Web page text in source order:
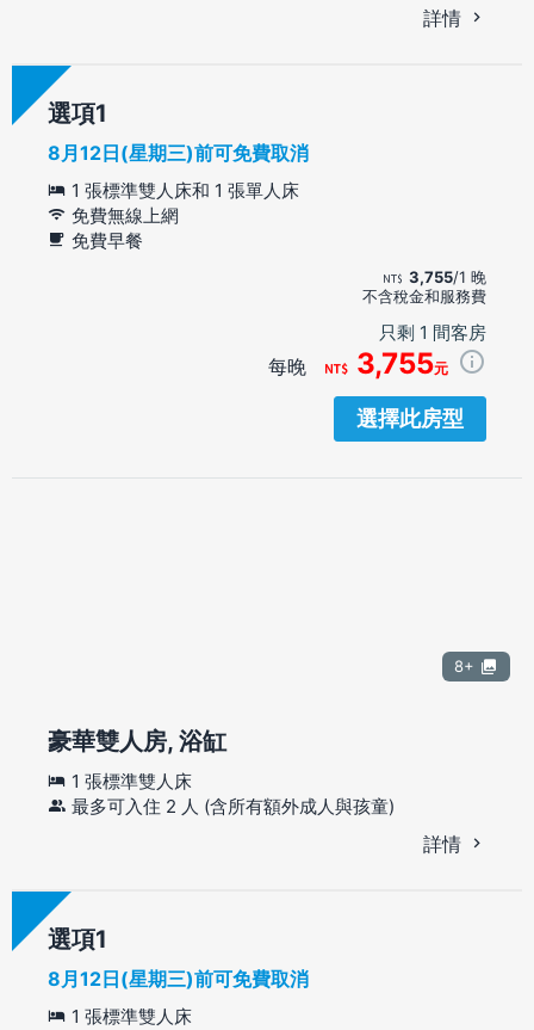
詳情
選項
8月12日(星期三)前可免費取消
1 張標準雙人床和 1 張單人床
免費無線上網
免費早餐
3,755/1 晚
不含稅金和服務費
只剩 1 間客房
每晚 3,755元
選擇此房型
8+
豪華雙人房, 浴缸
1 張標準雙人床
最多可入住 2 人 (含所有額外成人與孩童)
詳情
選項
8月12日(星期三)前可免費取消
1 張標準雙人床